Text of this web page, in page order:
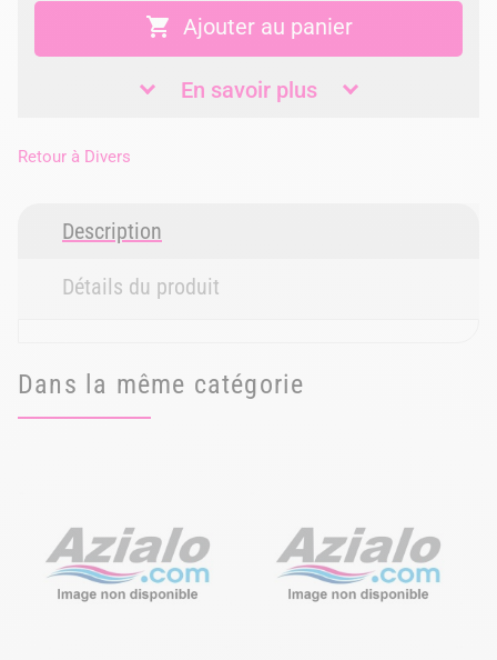
 Ajouter au panier
En savoir plus
Retour à Divers
Description
Détails du produit
Dans la même catégorie